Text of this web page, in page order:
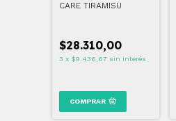
CARE TIRAMISU
$28.310,00
3 x $9.436,67 sin interés
COMPRAR